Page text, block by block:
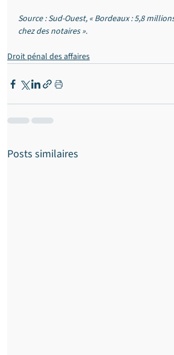
Source : Sud-Ouest, « Bordeaux : 5,8
chez des notaires ».
Droit pénal des affaires
Posts similaires